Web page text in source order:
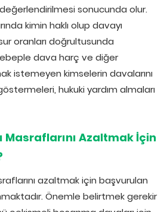
sonucunda olur.
kimin haklı olup davayı
oranları doğrultusunda
dava harç ve diğer
istemeyen kimselerin davalarını
hukuki yardım almaları
Masraflarını Azaltmak İçin
azaltmak için başvurulan
Önemle belirtmek gerekir